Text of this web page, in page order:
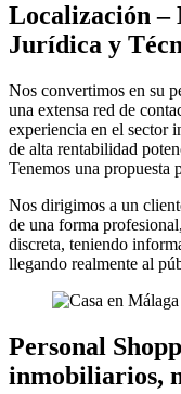
Localización –
Jurídica y
Nos convertimos en su
una extensa red de
experiencia en el sector
de alta rentabilidad
Tenemos una propuesta
Nos dirigimos a un
de una forma
discreta, teniendo
llegando realmente al
Personal
inmobiliarios,